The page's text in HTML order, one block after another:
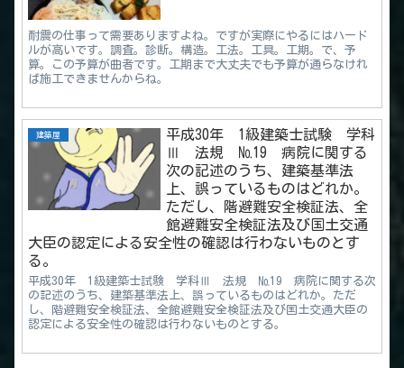
耐震の仕事って需要ありますよね。ですが実際にやるにはハード
ルが高いです。調査。診断。構造。工法。工具。工期。で、予
算。この予算が曲者です。工期まで大丈夫でも予算が通らなけれ
ば施工できませんからね。
建築屋
平成30年 1級建築士試験 学科
Ⅲ 法規 №19 病院に関する
次の記述のうち、建築基準法
上、誤っているものはどれか。
ただし、階避難安全検証法、全
館避難安全検証法及び国土交通
大臣の認定による安全性の確認は行わないものとす
る。
平成30年 1級建築士試験 学科Ⅲ 法規 №19 病院に関する次
の記述のうち、建築基準法上、誤っているものはどれか。ただ
し、階避難安全検証法、全館避難安全検証法及び国土交通大臣の
認定による安全性の確認は行わないものとする。